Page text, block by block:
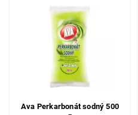
Ava Perkarbonát sodný 500